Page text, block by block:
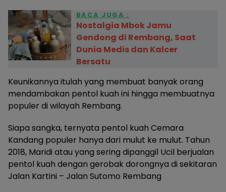
BACA JUGA :
Nostalgia Mbok Jamu
Gendong di Rembang, Saat
Dunia Medis dan Kalcer
Bersatu
Keunikannya itulah yang membuat banyak orang
mendambakan pentol kuah ini hingga membuatnya
populer di wilayah Rembang.
Siapa sangka, ternyata pentol kuah Cemara
Kandang populer hanya dari mulut ke mulut. Tahun
2018, Maridi atau yang sering dipanggil Ucil berjualan
pentol kuah dengan gerobak dorongnya di sekitaran
Jalan Kartini – Jalan Sutomo Rembang